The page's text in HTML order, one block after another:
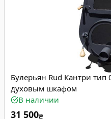
Булерьян Rud Кантри
духовым шкафом
В наличии
31 500₴